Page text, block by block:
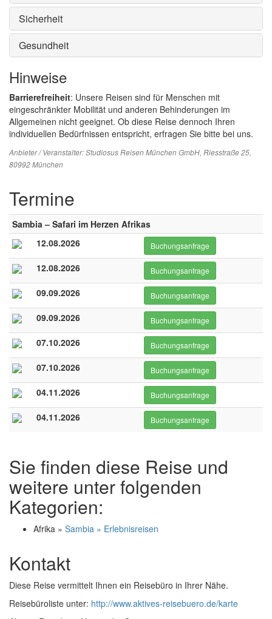
Sicherheit
Gesundheit
Hinweise
Barrierefreiheit: Unsere Reisen sind für Menschen mit
eingeschränkter Mobilität und anderen Behinderungen im
Allgemeinen nicht geeignet. Ob diese Reise dennoch Ihren
individuellen Bedürfnissen entspricht, erfragen Sie bitte bei uns.
Anbieter / Veranstalter:Studiosus Reisen München GmbH, Riesstraße 25,
80992 München
Termine
Sambia – Safari im Herzen Afrikas
12.08.2026
Buchungsanfrage
12.08.2026 Buchungsanfrage
09.09.2026 Buchungsanfrage
09.09.2026 Buchungsanfrage
07.10.2026 Buchungsanfrage
07.10.2026 Buchungsanfrage
04.11.2026 Buchungsanfrage
04.11.2026 Buchungsanfrage
Sie finden diese Reise und
weitere unter folgenden
Kategorien:
Afrika » Sambia » Erlebnisreisen
Kontakt
Diese Reise vermittelt Ihnen ein Reisebüro in Ihrer Nähe.
Reisebüroliste unter: http://www.aktives-reisebuero.de/karte